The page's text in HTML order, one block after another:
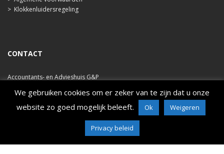
> Klokkenluidersregeling
CONTACT
Accountants- en Advieshuis G&P
4421 EA Kapelle
tel. 0113 348 786
We gebruiken cookies om er zeker van te zijn dat u onze
website zo goed mogelijk beleeft.
Ok Weigeren
Privacy beleid